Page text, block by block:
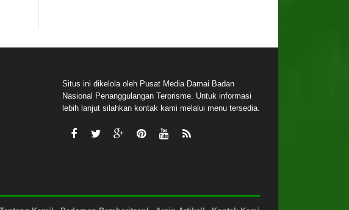
Situs ini dikelola oleh Pusat Media Damai Badan
Nasional Penanggulangan Terorisme. Untuk informasi
lebih lanjut silahkan kontak kami melalui menu tersedia.